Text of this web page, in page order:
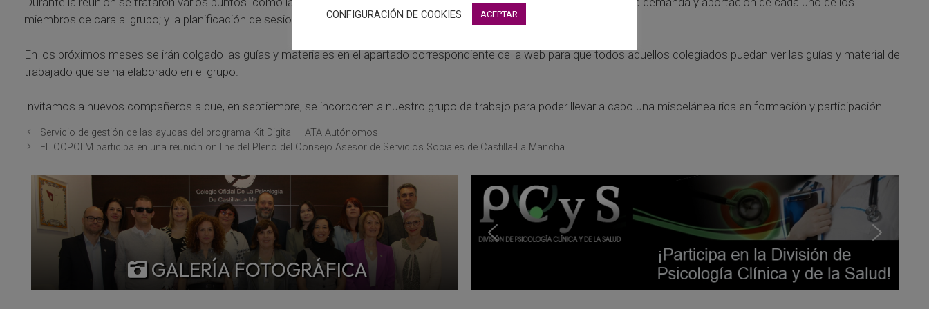
miembros de cara al grupo; y la planificación de sesiones después de verano.
En los próximos meses se irán colgado las guías y materiales en el apartado correspondiente de la web para que todos aquellos colegiados puedan ver las guías y material de
trabajado que se ha elaborado en el grupo.
Invitamos a nuevos compañeros a que, en septiembre, se incorporen a nuestro grupo de trabajo para poder llevar a cabo una miscelánea rica en formación y participación.
Servicio de gestión de las ayudas del programa Kit Digital – ATA Autónomos
EL COPCLM participa en una reunión on line del Pleno del Consejo Asesor de Servicios Sociales de Castilla-La Mancha
GALERÍA FOTOGRÁFICA
CONFIGURACIÓN DE COOKIES ACEPTAR